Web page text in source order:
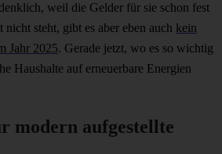
weil die Gelder für sie schon fest
steht, gibt es aber eben auch kein
Jahr 2025. Gerade jetzt, wo es so wichtig
Haushalte auf erneuerbare Energien
modern aufgestellte